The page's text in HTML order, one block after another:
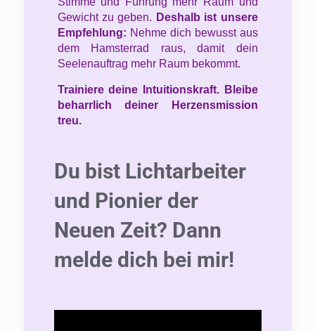
Gewicht zu geben. Deshalb ist unsere
Empfehlung: Nehme dich bewusst aus
dem Hamsterrad raus, damit dein
Seelenauftrag mehr Raum bekommt.
Trainiere deine Intuitionskraft. Bleibe
beharrlich deiner Herzensmission
treu.
Du bist Lichtarbeiter
und Pionier der
Neuen Zeit? Dann
melde dich bei mir!